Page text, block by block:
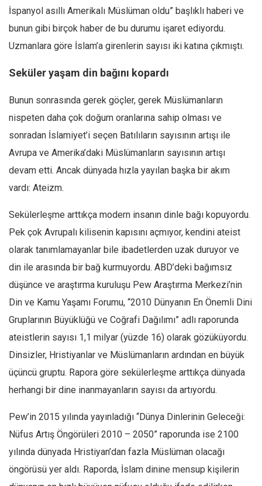
İspanyol asıllı Amerikalı Müslüman oldu” başlıklı haberi ve
bunun gibi birçok haber de bu durumu işaret ediyordu.
Uzmanlara göre İslam’a girenlerin sayısı iki katına çıkmıştı.
Seküler yaşam din bağını kopardı
Bunun sonrasında gerek göçler, gerek Müslümanların
nispeten daha çok doğum oranlarına sahip olması ve
sonradan İslamiyet’i seçen Batılıların sayısının artışı ile
Avrupa ve Amerika’daki Müslümanların sayısının artışı
devam etti. Ancak dünyada hızla yayılan başka bir akım
vardı: Ateizm.
Sekülerleşme arttıkça modern insanın dinle bağı kopuyordu.
Pek çok Avrupalı kilisenin kapısını açmıyor, kendini ateist
olarak tanımlamayanlar bile ibadetlerden uzak duruyor ve
din ile arasında bir bağ kurmuyordu. ABD’deki bağımsız
düşünce ve araştırma kuruluşu Pew Araştırma Merkezi’nin
Din ve Kamu Yaşamı Forumu, “2010 Dünyanın En Önemli Dini
Gruplarının Büyüklüğü ve Coğrafi Dağılımı” adlı raporunda
ateistlerin sayısı 1,1 milyar (yüzde 16) olarak gözüküyordu.
Dinsizler, Hristiyanlar ve Müslümanların ardından en büyük
üçüncü gruptu. Rapora göre sekülerleşme arttıkça dünyada
herhangi bir dine inanmayanların sayısı da artıyordu.
Pew’in 2015 yılında yayınladığı “Dünya Dinlerinin Geleceği:
Nüfus Artış Öngörüleri 2010 – 2050” raporunda ise 2100
yılında dünyada Hristiyan’dan fazla Müslüman olacağı
öngörüsü yer aldı. Raporda, İslam dinine mensup kişilerin